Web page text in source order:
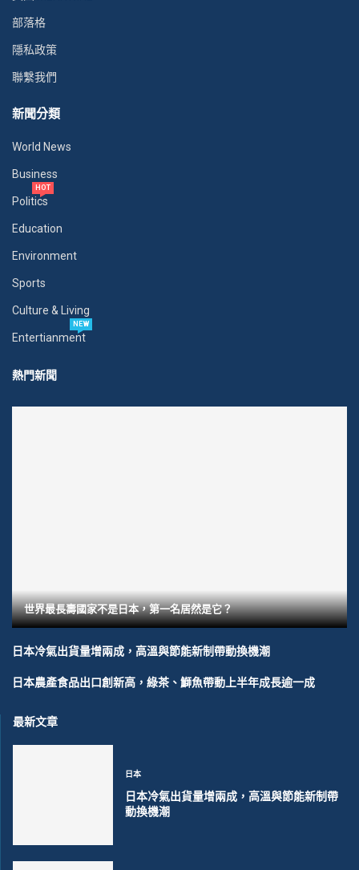
部落格
隱私政策
聯繫我們
新聞分類
World News
Business
Politics
HOT
Education
Environment
Sports
Culture & Living
Entertianment
NEW
熱門新聞
世界最長壽國家不是日本，第一名居然是它？
日本冷氣出貨量增兩成，高溫與節能新制帶動換機潮
日本農產食品出口創新高，綠茶、鰤魚帶動上半年成長逾一成
最新文章
日本
日本冷氣出貨量增兩成，高溫與節能新制帶
動換機潮